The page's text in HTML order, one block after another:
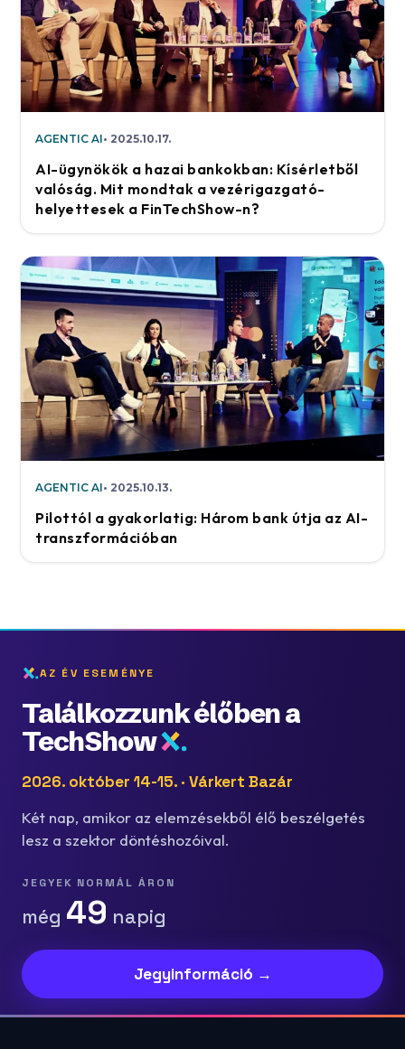
AGENTIC AI 2025.10.17.
AI-ügynökök a hazai bankokban: Kísérletből
valóság. Mit mondtak a vezérigazgató-
helyettesek a FinTechShow-n?
AGENTIC AI 2025.10.13.
Pilottól a gyakorlatig: Három bank útja az AI-
transzformációban
AZ ÉV ESEMÉNYE
Találkozzunk élőben a
TechShow
2026. október 14-15. · Várkert Bazár
Két nap, amikor az elemzésekből élő beszélgetés
lesz a szektor döntéshozóival.
JEGYEK NORMÁL ÁRON
még 49 napig
Jegyinformáció →